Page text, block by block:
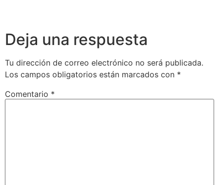
Deja una respuesta
Tu dirección de correo electrónico no será publicada.
Los campos obligatorios están marcados con *
Comentario *